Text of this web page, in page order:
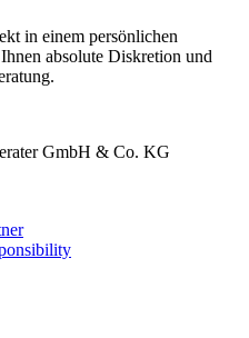
in einem persönlichen
absolute Diskretion und
GmbH & Co. KG